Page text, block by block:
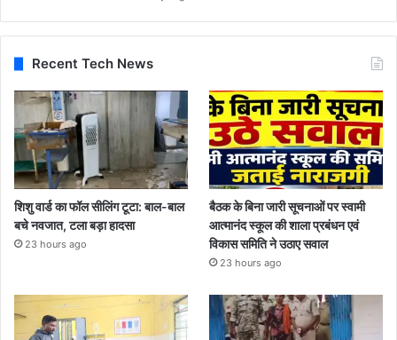
Recent Tech News
शिशु वार्ड का फॉल सीलिंग टूटा: बाल-बाल
बचे नवजात, टला बड़ा हादसा
23 hours ago
बैठक के बिना जारी सूचनाओं पर स्वामी
आत्मानंद स्कूल की शाला प्रबंधन एवं
विकास समिति ने उठाए सवाल
23 hours ago